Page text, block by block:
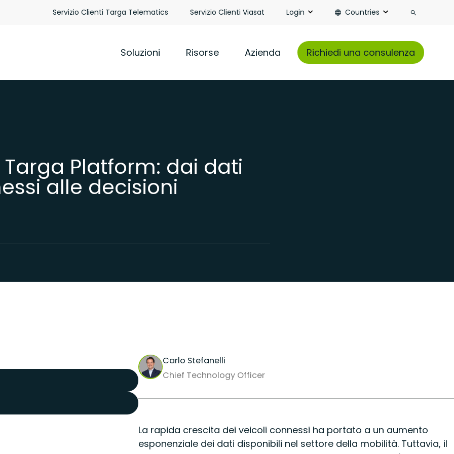
Servizio Clienti Targa Telematics Servizio Clienti Viasat Login Countries
Soluzioni Risorse Azienda Richiedi una consulenza
Platform: dai dati
alle decisioni
Carlo Stefanelli
Chief Technology Officer
La rapida crescita dei veicoli connessi ha portato a un aumento
esponenziale dei dati disponibili nel settore della mobilità. Tuttavia, il